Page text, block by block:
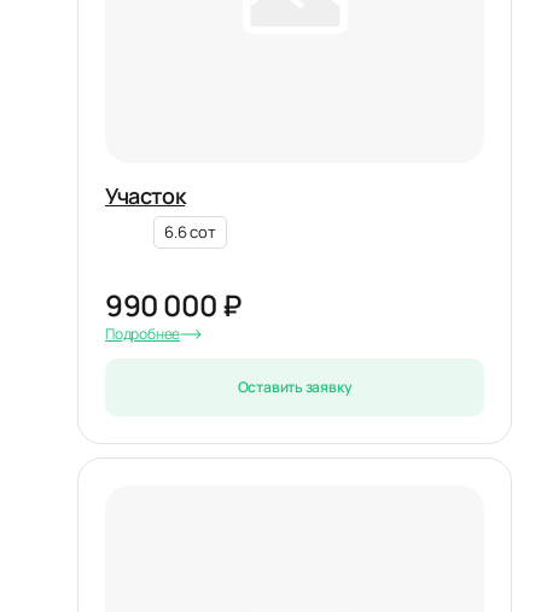
Участок
6.6 сот
990 000 ₽
Подробнее
Оставить заявку